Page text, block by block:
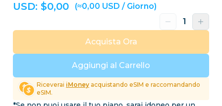
USD: $0,00 (≈0,00 USD / Giorno)
Aggiungi al Carrello
Acquista Ora
Riceverai iMoney acquistando eSIM e raccomandando
eSIM.